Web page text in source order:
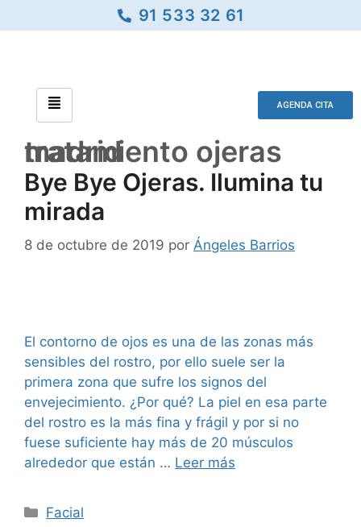
91 533 32 61
AGENDA CITA
tratamiento ojeras madrid
Bye Bye Ojeras. Ilumina tu
mirada
8 de octubre de 2019 por Ángeles Barrios
El contorno de ojos es una de las zonas más
sensibles del rostro, por ello suele ser la
primera zona que sufre los signos del
envejecimiento. ¿Por qué? La piel en esa parte
del rostro es la más fina y frágil y por si no
fuese suficiente hay más de 20 músculos
alrededor que están … Leer más
Facial